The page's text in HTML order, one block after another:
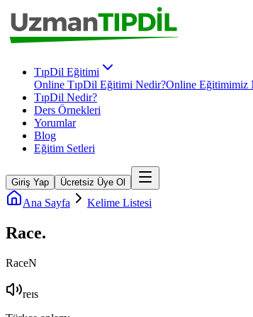
TıpDil Eğitimi
Online TıpDil Eğitimi Nedir?Online Eğitimimiz
TıpDil Nedir?
Ders Örnekleri
Yorumlar
Blog
Eğitim Setleri
Giriş Yap Ücretsiz Üye Ol
Ana Sayfa Kelime Listesi
Race.
RaceN
reɪs